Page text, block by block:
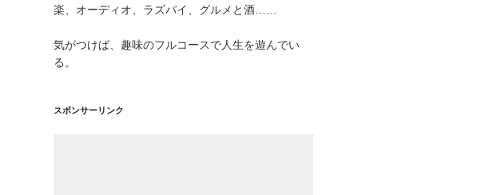
楽、オーディオ、ラズパイ、グルメと酒……
気がつけば、趣味のフルコースで人生を遊んでい
る。
スポンサーリンク